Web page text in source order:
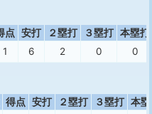
点 安打 ２塁打 ３塁打 本塁打
1 6 2 0 0
得点 安打 ２塁打 ３塁打 本